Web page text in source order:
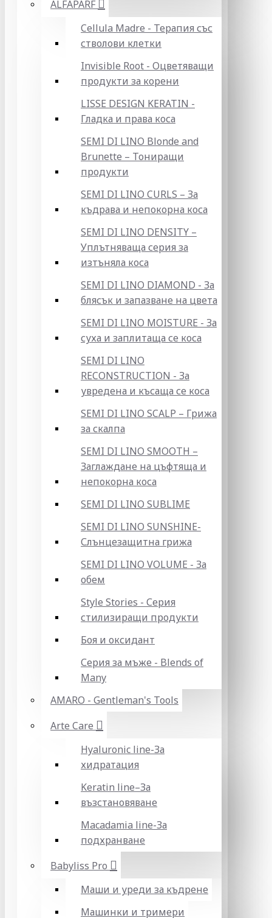
ALFAPARF
Cellula Madre - Терапия със
стволови клетки
Invisible Root - Оцветяващи
продукти за корени
LISSE DESIGN KERATIN -
Гладка и права коса
SEMI DI LINO Blonde and
Brunette – Тониращи
продукти
SEMI DI LINO CURLS – За
къдрава и непокорна коса
SEMI DI LINO DENSITY –
Уплътняваща серия за
изтъняла коса
SEMI DI LINO DIAMOND - За
блясък и запазване на цвета
SEMI DI LINO MOISTURE - За
суха и заплитаща се коса
SEMI DI LINO
RECONSTRUCTION - За
увредена и късаща се коса
SEMI DI LINO SCALP – Грижа
за скалпа
SEMI DI LINO SMOOTH –
Заглаждане на цъфтяща и
непокорна коса
SEMI DI LINO SUBLIME
SEMI DI LINO SUNSHINE-
Слънцезащитна грижа
SEMI DI LINO VOLUME - За
обем
Style Stories - Серия
стилизиращи продукти
Боя и оксидант
Серия за мъже - Blends of
Many
AMARO - Gentleman's Tools
Arte Care
Hyaluronic line-За
хидратация
Keratin line–За
възстановяване
Macadamia line-За
подхранване
Babyliss Pro
Маши и уреди за къдрене
Машинки и тримери